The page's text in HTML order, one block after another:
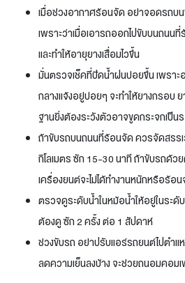
เมื่อช่วงอากาศร้อนจัด อย่าจอดรถบน
เพราะว่าเมื่อเอารถออกไปขับบนถนน
และทำให้อายุยางเสื่อมไวขึ้น
มั่นตรวจเช็คที่ปัดน้ำฝนบ่อยขึ้น เพรา
กลางแจ้งอยู่บ่อยๆ จะทำให้ยางกรอบ
ฐานยิ่งต้องระวังตัวอาจขูดกระจกเป็น
ถ้าขับรถบนถนนที่ร้อนจัด ควรจัดสรร
กิโลเมตร ซัก 15-30 นาที ถ้าขับรถด้
เครื่องยนต์จะไม่ได้ทำงานหนักหรือร้อน
ตรวจดูระดับน้ำในหม้อน้ำให้อยู่ในระดั
ต้องดู ซัก 2 ครั้ง ต่อ 1 สัปดาห์
ช่วงขับรถ อย่าปรับแอร์รถยนต์ไปตำ
ลดความเย็นลงบ้าง จะช่วยถนอมคอมเ